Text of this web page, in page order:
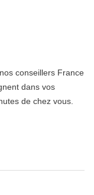
conseillers France
dans vos
de chez vous.